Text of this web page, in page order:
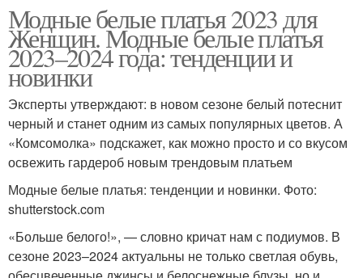
Модные белые платья 2023 для
Женщин. Модные белые платья
2023–2024 года: тенденции и
новинки
Эксперты утверждают: в новом сезоне белый потеснит
черный и станет одним из самых популярных цветов. А
«Комсомолка» подскажет, как можно просто и со вкусом
освежить гардероб новым трендовым платьем
Модные белые платья: тенденции и новинки. Фото:
shutterstock.com
«Больше белого!», — словно кричат нам с подиумов. В
сезоне 2023–2024 актуальны не только светлая обувь,